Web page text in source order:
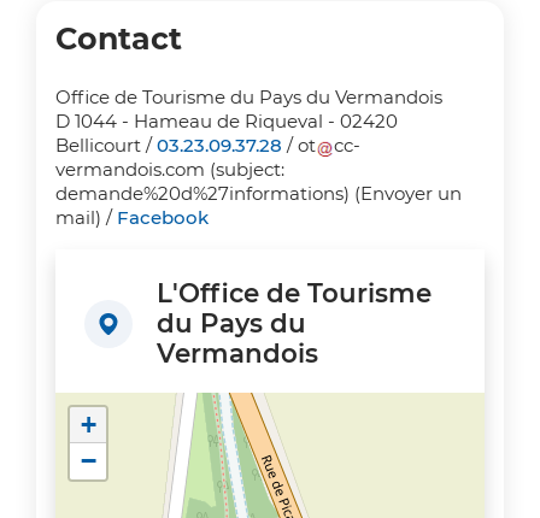
Contact
Office de Tourisme du Pays du Vermandois
D 1044 - Hameau de Riqueval - 02420
Bellicourt / 03.23.09.37.28 / ot
cc-
vermandois.com (subject:
demande%20d%27informations) (Envoyer un
mail) / Facebook
L'Office de Tourisme
du Pays du
Vermandois
+
−